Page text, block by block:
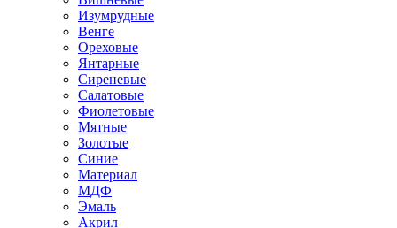
Изумрудные
Венге
Ореховые
Янтарные
Сиреневые
Салатовые
Фиолетовые
Мятные
Золотые
Синие
Материал
МДФ
Эмаль
Акрил